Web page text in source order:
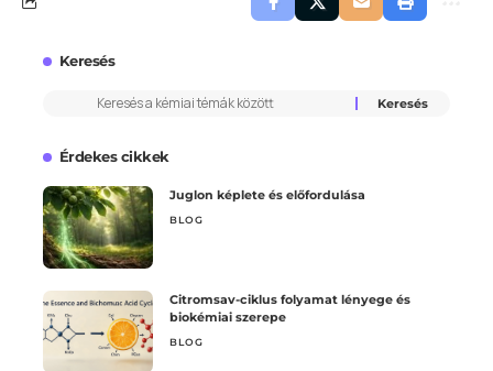
Keresés
Érdekes cikkek
Juglon képlete és előfordulása
BLOG
Citromsav-ciklus folyamat lényege és
biokémiai szerepe
BLOG